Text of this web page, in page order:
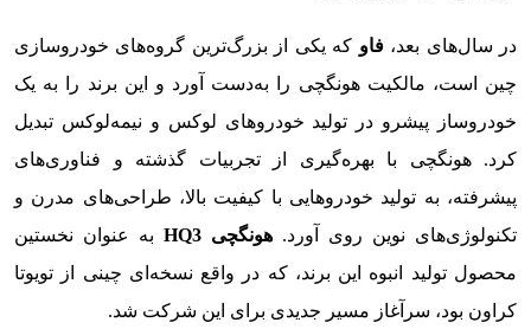
در سال‌های بعد،فاو که یکی از بزرگ‌ترین گروه‌های خودروسازی
چین است، مالکیت هونگچی را به‌دست آورد و این برند را به یک
خودروساز پیشرو در تولید خودروهای لوکس و نیمه‌لوکس تبدیل
کرد. هونگچی با بهره‌گیری از تجربیات گذشته و فناوری‌های
پیشرفته، به تولید خودروهایی با کیفیت بالا، طراحی‌های مدرن و
تکنولوژی‌های نوین روی آورد. هونگچی HQ3
به عنوان نخستین
محصول تولید انبوه این برند، که در واقع نسخه‌ای چینی از تویوتا
کراون بود، سرآغاز مسیر جدیدی برای این شرکت شد.